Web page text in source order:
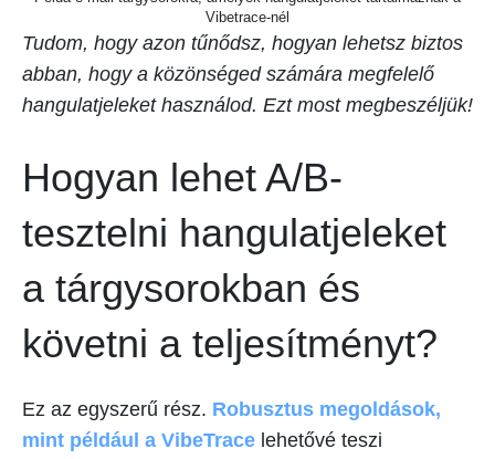
Vibetrace-nél
Tudom, hogy azon tűnődsz, hogyan lehetsz biztos
abban, hogy a közönséged számára megfelelő
hangulatjeleket használod. Ezt most megbeszéljük!
Hogyan lehet A/B-
tesztelni hangulatjeleket
a tárgysorokban és
követni a teljesítményt?
Ez az egyszerű rész. Robusztus megoldások,
mint például a VibeTrace lehetővé teszi